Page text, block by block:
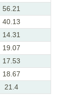
56.21
40.13
14.31
19.07
17.53
18.67
21.4